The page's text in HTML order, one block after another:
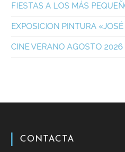
FIESTAS A LOS MÁS
EXPOSICION PINTURA
CINE VERANO AGOSTO 2026
CONTACTA